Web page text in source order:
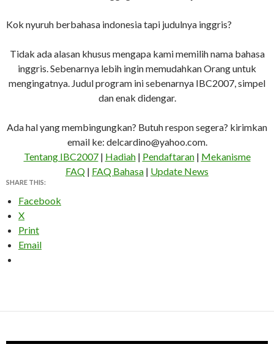
Kok nyuruh berbahasa indonesia tapi judulnya inggris?
Tidak ada alasan khusus mengapa kami memilih nama bahasa
inggris. Sebenarnya lebih ingin memudahkan Orang untuk
mengingatnya. Judul program ini sebenarnya IBC2007, simpel
dan enak didengar.
Ada hal yang membingungkan? Butuh respon segera? kirimkan
email ke: delcardino@yahoo.com.
Tentang IBC2007| Hadiah| Pendaftaran| Mekanisme
FAQ | FAQ Bahasa | Update News
SHARE THIS:
Facebook
X
Print
Email